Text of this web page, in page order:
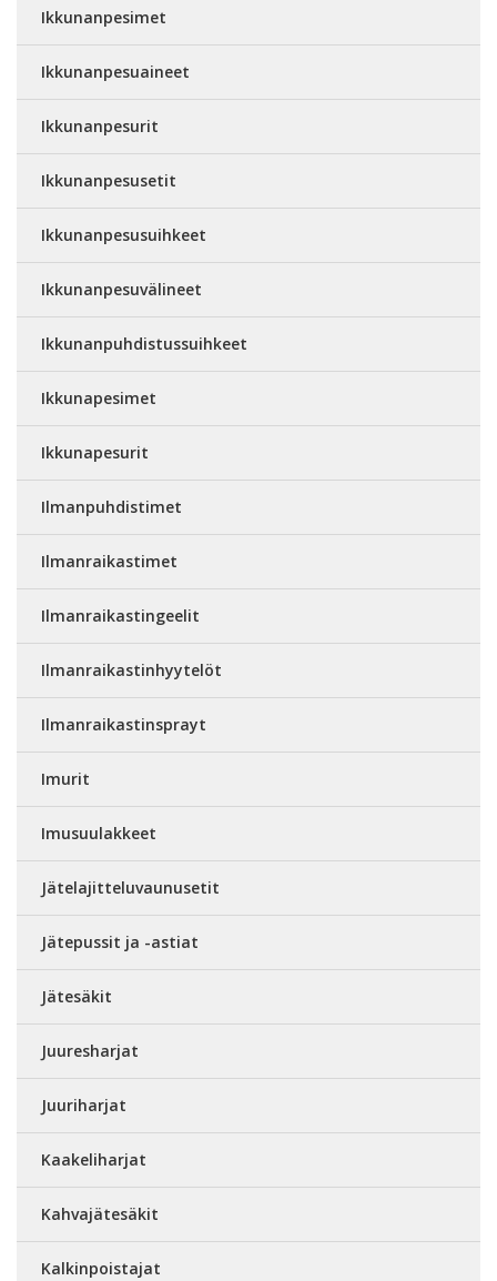
Ikkunanpesimet
Ikkunanpesuaineet
Ikkunanpesurit
Ikkunanpesusetit
Ikkunanpesusuihkeet
Ikkunanpesuvälineet
Ikkunanpuhdistussuihkeet
Ikkunapesimet
Ikkunapesurit
Ilmanpuhdistimet
Ilmanraikastimet
Ilmanraikastingeelit
Ilmanraikastinhyytelöt
Ilmanraikastinsprayt
Imurit
Imusuulakkeet
Jätelajitteluvaunusetit
Jätepussit ja -astiat
Jätesäkit
Juuresharjat
Juuriharjat
Kaakeliharjat
Kahvajätesäkit
Kalkinpoistajat